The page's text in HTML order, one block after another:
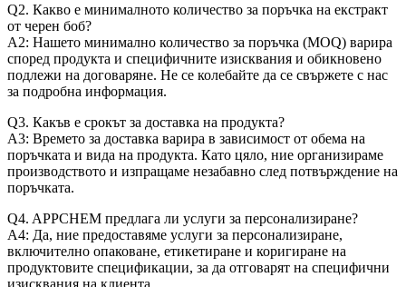
Q2. Какво е минималното количество за поръчка на екстракт
от черен боб?
A2: Нашето минимално количество за поръчка (MOQ) варира
според продукта и специфичните изисквания и обикновено
подлежи на договаряне. Не се колебайте да се свържете с нас
за подробна информация.
Q3. Какъв е срокът за доставка на продукта?
A3: Времето за доставка варира в зависимост от обема на
поръчката и вида на продукта. Като цяло, ние организираме
производството и изпращаме незабавно след потвърждение на
поръчката.
Q4. APPCHEM предлага ли услуги за персонализиране?
A4: Да, ние предоставяме услуги за персонализиране,
включително опаковане, етикетиране и коригиране на
продуктовите спецификации, за да отговарят на специфични
изисквания на клиента.